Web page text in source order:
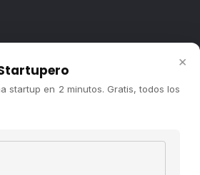
×
startup en 2 minutos. Gratis, todos los